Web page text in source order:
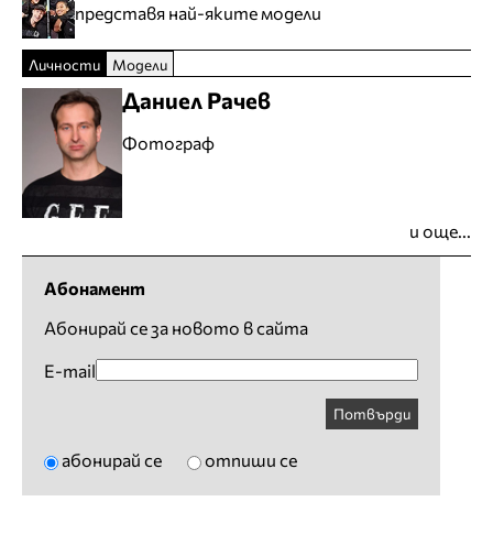
представя най-яките модели
Личности Модели
Даниел Рачев
Фотограф
и още...
Абонамент
Абонирай се за новото в сайта
E-mail
Потвърди
абонирай се отпиши се